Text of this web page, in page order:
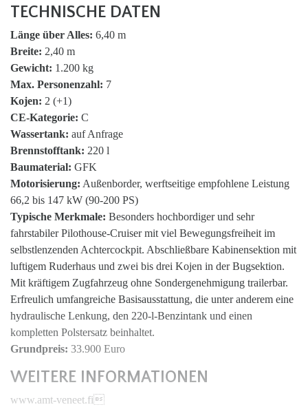
TECHNISCHE DATEN
Länge über Alles: 6,40 m
Breite: 2,40 m
Gewicht: 1.200 kg
Max. Personenzahl: 7
Kojen: 2 (+1)
CE-Kategorie: C
Wassertank: auf Anfrage
Brennstofftank: 220 l
Baumaterial: GFK
Motorisierung: Außenborder, werftseitige empfohlene Leistung
66,2 bis 147 kW (90-200 PS)
Typische Merkmale: Besonders hochbordiger und sehr
fahrstabiler Pilothouse-Cruiser mit viel Bewegungsfreiheit im
selbstlenzenden Achtercockpit. Abschließbare Kabinensektion mit
luftigem Ruderhaus und zwei bis drei Kojen in der Bugsektion.
Mit kräftigem Zugfahrzeug ohne Sondergenehmigung trailerbar.
Erfreulich umfangreiche Basisausstattung, die unter anderem eine
hydraulische Lenkung, den 220-l-Benzintank und einen
kompletten Polstersatz beinhaltet.
Grundpreis: 33.900 Euro
WEITERE INFORMATIONEN
www.amt-veneet.fi